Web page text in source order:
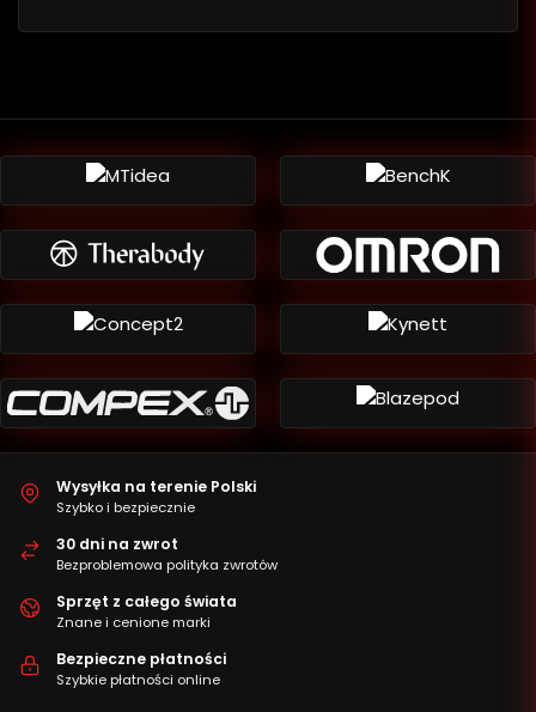
Wysyłka na terenie Polski
Szybko i bezpiecznie
30 dni na zwrot
Bezproblemowa polityka zwrotów
Sprzęt z całego świata
Znane i cenione marki
Bezpieczne płatności
Szybkie płatności online